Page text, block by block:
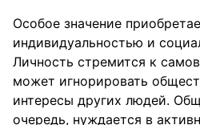
Особое значение
индивидуальностью и
Личность стремится к
может игнорировать
интересы других людей.
очередь, нуждается в